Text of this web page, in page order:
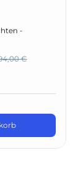
-
€